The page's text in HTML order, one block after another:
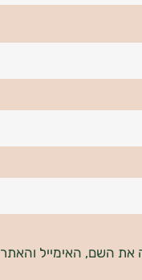
והאתר שלי לפעם